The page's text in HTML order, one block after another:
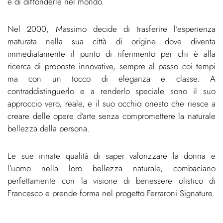
Nel 2000, Massimo decide di trasferire l’esperienza
maturata nella sua città di origine dove diventa
immediatamente il punto di riferimento per chi è alla
ricerca di proposte innovative, sempre al passo coi tempi
ma con un tocco di eleganza e classe. A
contraddistinguerlo e a renderlo speciale sono il suo
approccio vero, reale, e il suo occhio onesto che riesce a
creare delle opere d’arte senza compromettere la naturale
bellezza della persona.
Le sue innate qualità di saper valorizzare la donna e
l’uomo nella loro bellezza naturale, combaciano
perfettamente con la visione di benessere olistico di
Francesco e prende forma nel progetto Ferraroni Signature.